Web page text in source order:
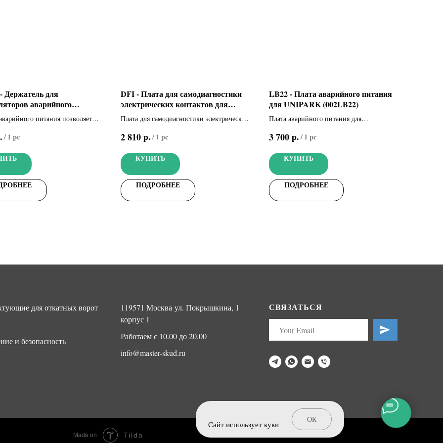
Держатель для
аварийного
для шлагбаума G4040
питания позволяет
отключении основного
/1 pc
DFI - Плата для самодиагностики
электрических контактов для
серии DF (001DFI)
Плата для самодиагностики электрических
2 810р./1 pc
КУПИТЬ
ПОДРОБНЕЕ
LB22 - Плата аварийного питания
для UNIPARK (002LB22)
Плата аварийного питания для
Ач (не входят в комплект)
3 700р./1 pc
КУПИТЬ
ПОДРОБНЕЕ
Сайт использует куки
ОК
для откатных ворот
и безопасность
119571 Москва ул. Покрышкина, 1
корпус 1
Работаем с 10.00 до 20.00
info@master-skud.ru
СВЯЗАТЬСЯ
Made on Tilda